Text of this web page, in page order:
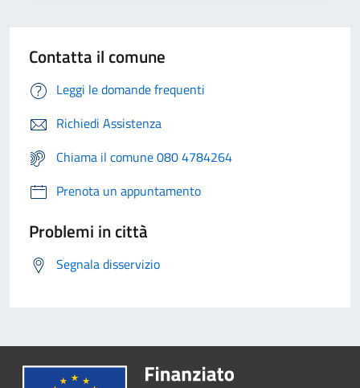
Contatta il comune
Leggi le domande frequenti
Richiedi Assistenza
Chiama il comune 080 4784264
Prenota un appuntamento
Problemi in città
Segnala disservizio